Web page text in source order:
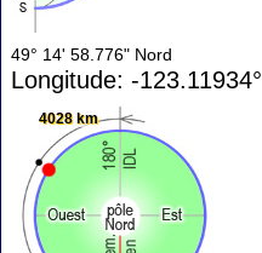
49° 14' 58.776" Nord
Longitude: -123.11934°
4028 km